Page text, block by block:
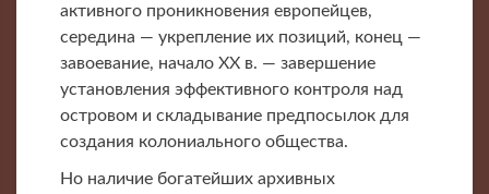
активного проникновения европейцев,
середина — укрепление их позиций, конец —
завоевание, начало XX в. — завершение
установления эффективного контроля над
островом и складывание предпосылок для
создания колониального общества.
Но наличие богатейших архивных